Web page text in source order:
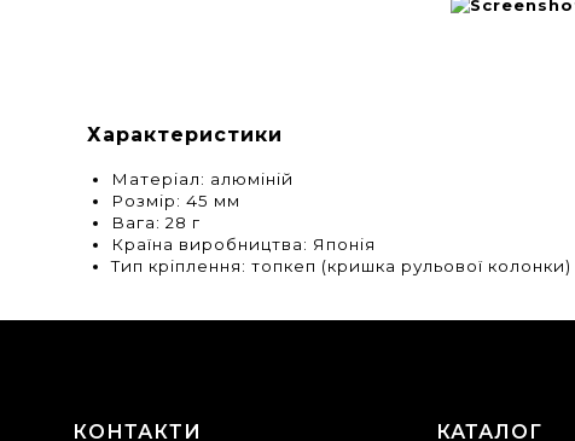
Характеристики
Матеріал: алюміній
Розмір: 45 мм
Вага: 28 г
Країна виробництва: Японія
Тип кріплення: топкеп (кришка рульової колонки)
КОНТАКТИ КАТАЛОГ